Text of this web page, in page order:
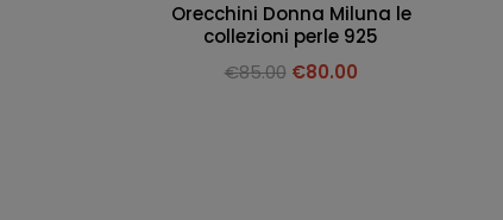
Orecchini Donna Miluna le
collezioni perle 925
€85.00 €80.00